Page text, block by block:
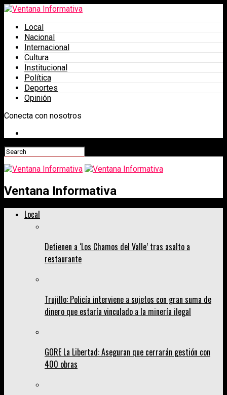
Local
Nacional
Internacional
Cultura
Institucional
Política
Deportes
Opinión
Conecta con nosotros
Ventana Informativa
Local
Detienen a ‘Los Chamos del Valle’ tras asalto a
restaurante
Trujillo: Policía interviene a sujetos con gran suma de
dinero que estaría vinculado a la minería ilegal
GORE La Libertad: Aseguran que cerrarán gestión con
400 obras